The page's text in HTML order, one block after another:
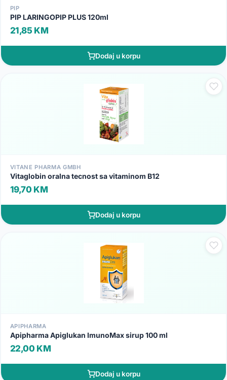
PIP
PIP LARINGOPIP PLUS 120ml
21,85 KM
Dodaj u korpu
VITANE PHARMA GMBH
Vitaglobin oralna tecnost sa vitaminom B12
19,70 KM
Dodaj u korpu
APIPHARMA
Apipharma Apiglukan ImunoMax sirup 100 ml
22,00 KM
Dodaj u korpu